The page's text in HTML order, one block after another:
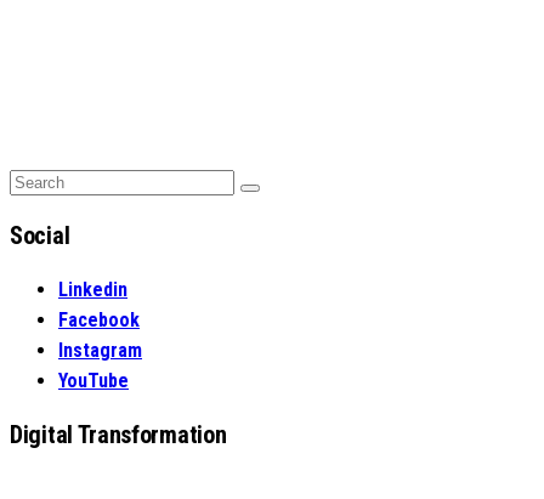
Search
Search
Social
Linkedin
Facebook
Instagram
YouTube
Digital Transformation